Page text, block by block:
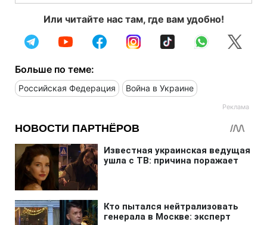
Или читайте нас там, где вам удобно!
Больше по теме:
Российская Федерация Война в Украине